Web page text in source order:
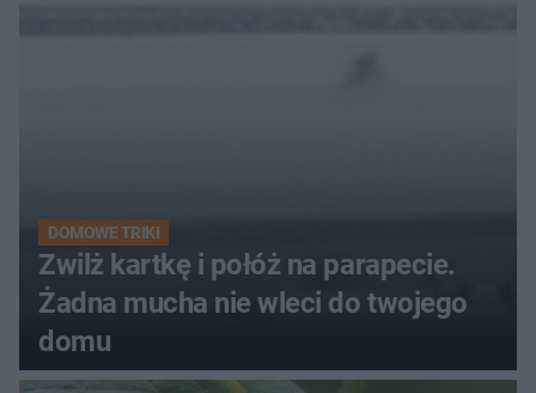
DOMOWE TRIKI
Zwilż kartkę i połóż na parapecie.
Żadna mucha nie wleci do twojego
domu